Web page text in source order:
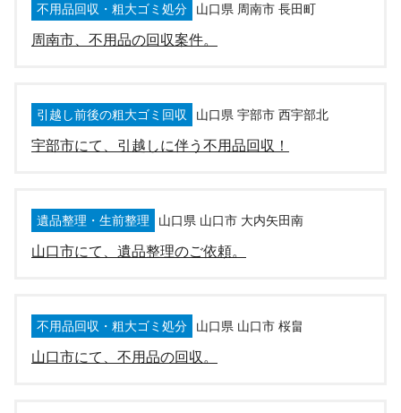
不用品回収・粗大ゴミ処分 山口県 周南市 長田町
周南市、不用品の回収案件。
引越し前後の粗大ゴミ回収 山口県 宇部市 西宇部北
宇部市にて、引越しに伴う不用品回収！
遺品整理・生前整理 山口県 山口市 大内矢田南
山口市にて、遺品整理のご依頼。
不用品回収・粗大ゴミ処分 山口県 山口市 桜畠
山口市にて、不用品の回収。